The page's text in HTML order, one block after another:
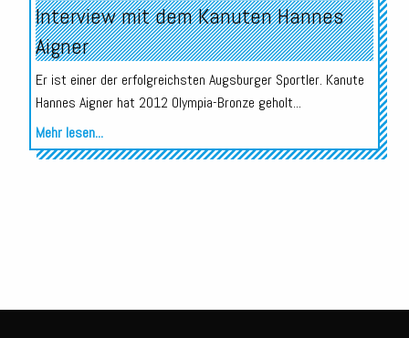
Interview mit dem Kanuten Hannes
Aigner
Er ist einer der erfolgreichsten Augsburger Sportler. Kanute
Hannes Aigner hat 2012 Olympia-Bronze geholt...
Mehr lesen...